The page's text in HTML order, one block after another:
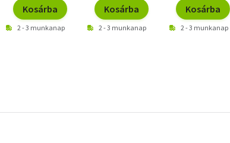
Kosárba
2 - 3 munkanap
Kosárba
2 - 3 munkanap
Kosárba
2 - 3 munkanap